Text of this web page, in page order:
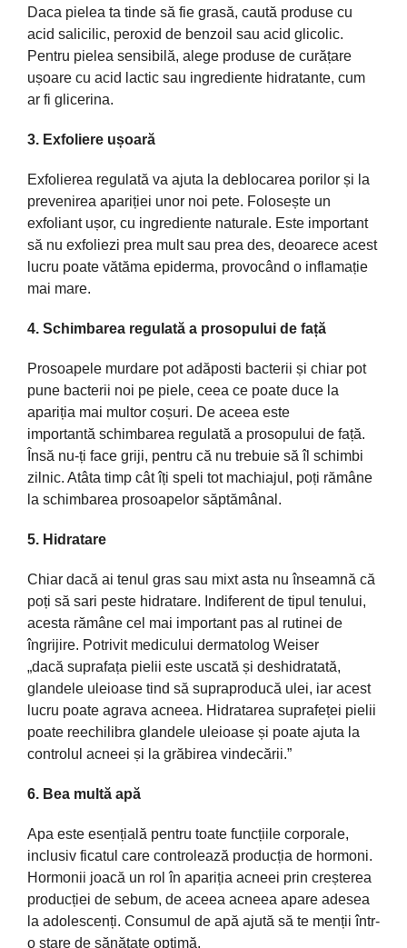
Daca pielea ta tinde să fie grasă, caută produse cu
acid salicilic, peroxid de benzoil sau acid glicolic.
Pentru pielea sensibilă, alege produse de curățare
ușoare cu acid lactic sau ingrediente hidratante, cum
ar fi glicerina.
3. Exfoliere ușoară
Exfolierea regulată va ajuta la deblocarea porilor și la
prevenirea apariției unor noi pete. Folosește un
exfoliant ușor, cu ingrediente naturale. Este important
să nu exfoliezi prea multsau prea des, deoarece acest
lucru poate vătăma epiderma, provocând o inflamație
mai mare.
4. Schimbarea regulată a prosopului de față
Prosoapele murdare potadăposti bacterii și chiar pot
pune bacterii noi pe piele, ceea ce poate duce la
apariția mai multor coșuri. De aceea este
importantă schimbarea regulată a prosopului de față.
Însă nu-ți face griji, pentru că nu trebuie să îl schimbi
zilnic. Atâta timp câtîți speli tot machiajul, poți rămâne
la schimbarea prosoapelor săptămânal .
5. Hidratare
Chiar dacă ai tenul gras sau mixtasta nuînseamnă că
poți să sari peste hidratare. Indiferent de tipul tenului,
acesta rămâne cel mai important pas al rutinei de
îngrijire. Potrivit medicului dermatolog Weiser
„dacă suprafața pielii este uscată și deshidratată,
glandele uleioase tind să supraproducă ulei, iar acest
lucru poate agrava acneea. Hidratarea suprafeței pielii
poate reechilibra glandele uleioase și poate ajuta la
controlul acneei și la grăbirea vindecării.”
6. Bea multă apă
Apa este esențială pentru toate funcțiile corporale,
inclusiv ficatul care controlează producția de hormoni.
Hormonii joacă un rolîn apariția acneei prin creșterea
producției de sebum, de aceea acneea apare adesea
la adolescenți. Consumul de apă ajută să te menții într-
o stare de sănătate optimă.